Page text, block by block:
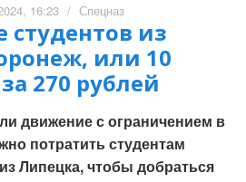
16:23 / Спецназ
студентов из
или 10
270 рублей
движение с ограничением в
потратить студентам
Липецка, чтобы добраться